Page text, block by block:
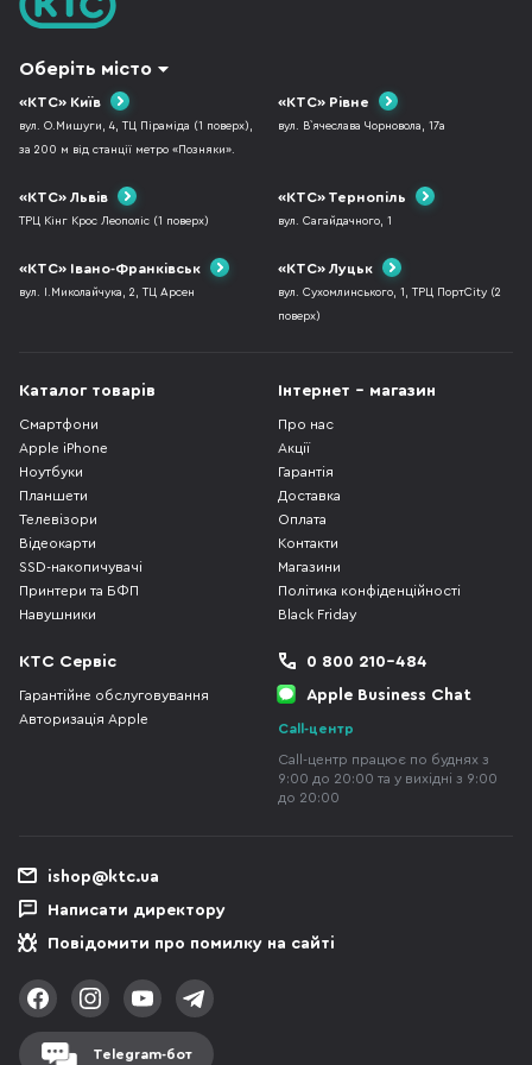
Оберіть місто
«КТС» Київ
вул. О.Мишуги, 4, ТЦ Піраміда (1 поверх),
за 200 м від станції метро «Позняки».
«КТС» Рівне
вул. В`ячеслава Чорновола, 17а
«КТС» Львів
ТРЦ Кінг Крос Леополіс (1 поверх)
«КТС» Тернопіль
вул. Сагайдачного, 1
«КТС» Івано-Франківськ
вул. І.Миколайчука, 2, ТЦ Арсен
«КТС» Луцьк
вул. Сухомлинського, 1, ТРЦ ПортCity (2
поверх)
Каталог товарів
Смартфони
Apple iPhone
Ноутбуки
Планшети
Телевізори
Відеокарти
SSD-накопичувачі
Принтери та БФП
Навушники
Інтернет - магазин
Про нас
Акції
Гарантія
Доставка
Оплата
Контакти
Магазини
Політика конфіденційності
Black Friday
КТС Сервіс
Гарантійне обслуговування
Авторизація Apple
0 800 210-484
Apple Business Chat
Call-центр
Call-центр працює по буднях з
9:00 до 20:00 та у вихідні з 9:00
до 20:00
ishop@ktc.ua
Написати директору
Повідомити про помилку на сайті
Telegram-бот